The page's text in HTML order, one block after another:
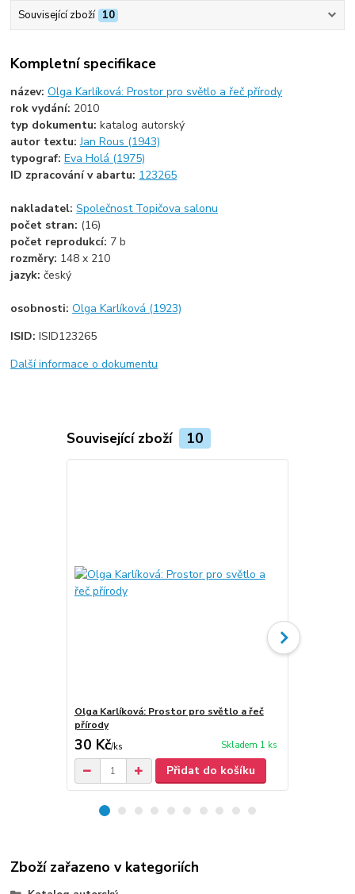
Související zboží 10
Kompletní specifikace
název:Olga Karlíková: Prostor pro světlo a řeč přírody
rok vydání: 2010
typ dokumentu:katalog autorský
autor textu:Jan Rous (1943)
typograf:Eva Holá (1975)
ID zpracování v abartu: 123265
nakladatel:Společnost Topičova salonu
počet stran: (16)
počet reprodukcí: 7 b
rozměry: 148 x 210
jazyk:český
osobnosti:Olga Karlíková (1923)
ISID:ISID123265
Další informace o dokumentu
Související zboží 10
Olga Karlíková: Prostor pro světlo a řeč
přírody
30 Kč/ks Skladem 1 ks
Přidat do košíku
Zboží zařazeno v kategoriích